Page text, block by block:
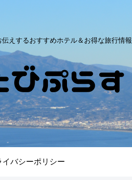
えするおすすめホテル＆お得な旅行情報
イバシーポリシー